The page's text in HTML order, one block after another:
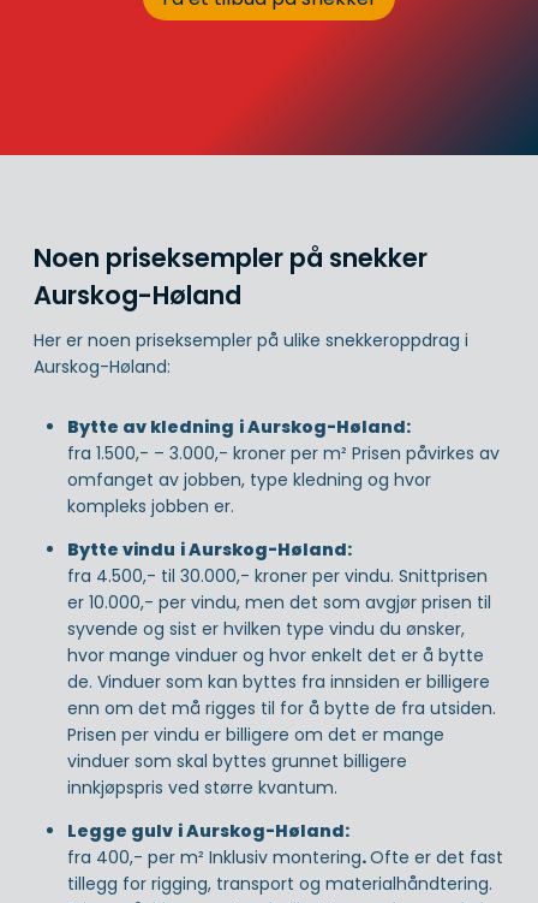
Noen priseksempler på snekker
Aurskog-Høland
Her er noen priseksempler på ulike snekkeroppdrag i
Aurskog-Høland:
Bytte av kledning i Aurskog-Høland:
fra 1.500,- – 3.000,- kroner per m² Prisen påvirkes av
omfanget av jobben, type kledning og hvor
kompleks jobben er.
Bytte vindu i Aurskog-Høland:
fra 4.500,- til 30.000,- kroner per vindu. Snittprisen
er 10.000,- per vindu, men det som avgjør prisen til
syvende og sist er hvilken type vindu du ønsker,
hvor mange vinduer og hvor enkelt det er å bytte
de. Vinduer som kan byttes fra innsiden er billigere
enn om det må rigges til for å bytte de fra utsiden.
Prisen per vindu er billigere om det er mange
vinduer som skal byttes grunnet billigere
innkjøpspris ved større kvantum.
Legge gulv i Aurskog-Høland:
fra 400,- per m² Inklusiv montering.Ofte er det fast
tillegg for rigging, transport og materialhåndtering.